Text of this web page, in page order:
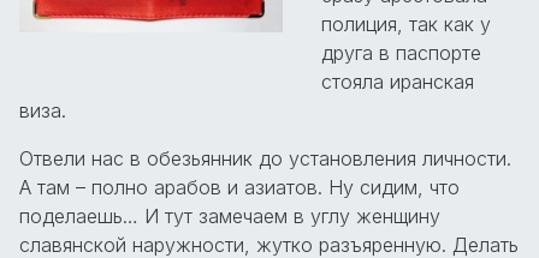
полиция, так как у
друга в паспорте
стояла иранская
виза.
Отвели нас в обезьянник до установления личности.
А там – полно арабов и азиатов. Ну сидим, что
поделаешь… И тут замечаем в углу женщину
славянской наружности, жутко разъяренную. Делать